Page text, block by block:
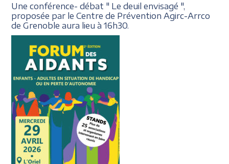
Une conférence- débat " Le deuil envisagé ",
proposée par le Centre de Prévention Agirc-Arrco
de Grenoble aura lieu à 16h30.